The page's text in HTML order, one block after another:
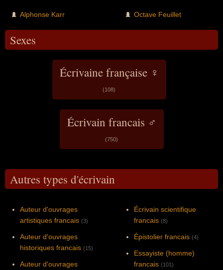
Alphonse Karr Octave Feuillet
Sexes
Écrivaine française ♀
(108)
Écrivain francais ♂
(750)
Autres types d'écrivain
Auteur d'ouvrages
artistiques francais (3)
Auteur d'ouvrages
historiques francais (15)
Auteur d'ouvrages
Écrivain scientifique
francais (8)
Épistolier francais (4)
Essayiste (homme)
francais (101)